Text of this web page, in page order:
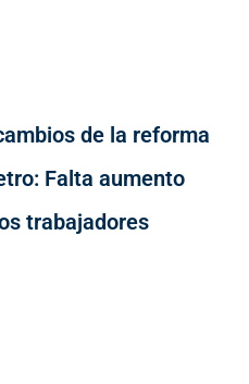
de la reforma
Falta aumento
trabajadores